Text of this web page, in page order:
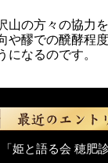
山の方々の協力
や醪での醗酵程
になるのです。
「姫と語る会 穂肥